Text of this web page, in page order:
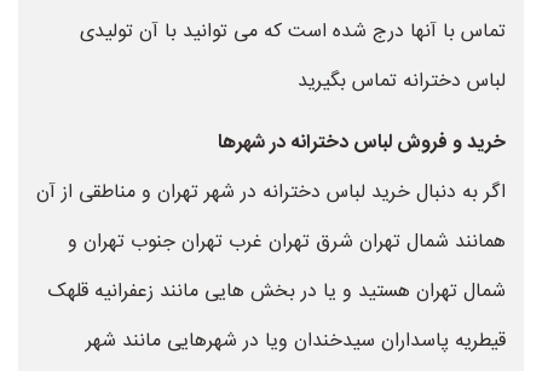
تماس با آنها درج شده است که می توانید با آن تولیدی
لباس دخترانه تماس بگیرید
خرید و فروش لباس دخترانه در شهرها
اگر به دنبال خرید لباس دخترانه در شهر تهران و مناطقی از آن
همانند شمال تهران شرق تهران غرب تهران جنوب تهران و
شمال تهران هستید و یا در بخش هایی مانند زعفرانیه قلهک
قیطریه پاسداران سیدخندان ویا در شهرهایی مانند شهر